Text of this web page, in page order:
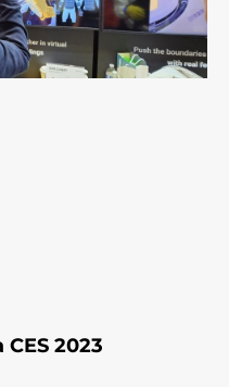
2023